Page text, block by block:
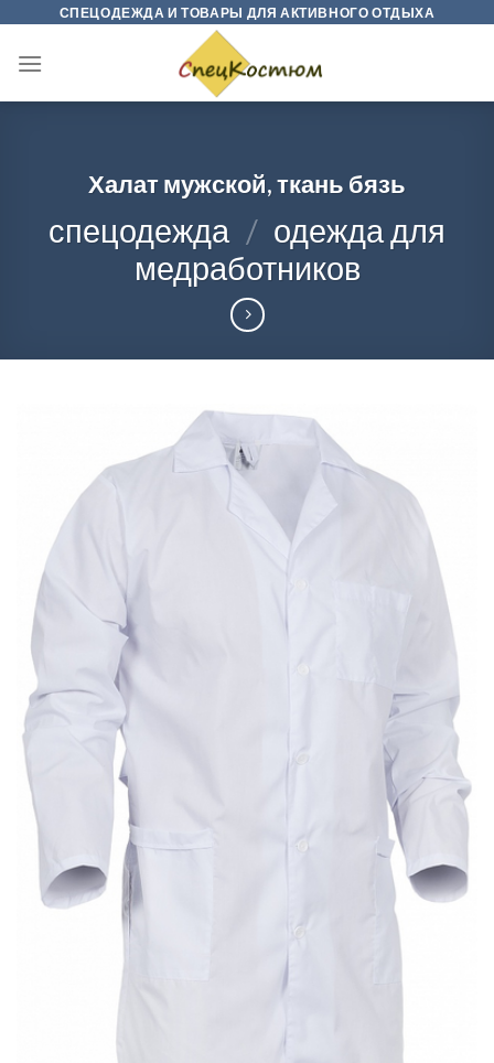
content
СПЕЦОДЕЖДА И ТОВАРЫ ДЛЯ АКТИВНОГО ОТДЫХА
Халат мужской, ткань бязь
спецодежда / одежда для
медработников